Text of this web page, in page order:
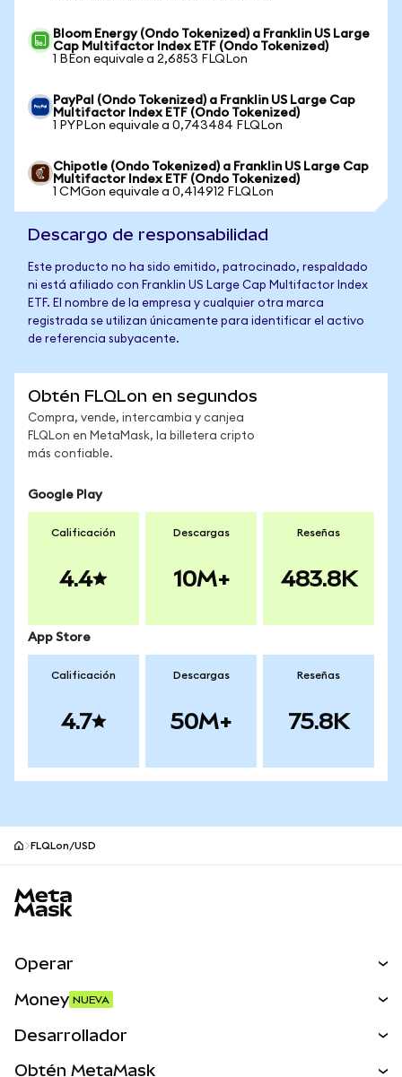
Bloom Energy (Ondo Tokenized) a Franklin US Large
Cap Multifactor Index ETF (Ondo Tokenized)
1 BEon equivale a 2,6853 FLQLon
PayPal (Ondo Tokenized) a Franklin US Large Cap
Multifactor Index ETF (Ondo Tokenized)
1 PYPLon equivale a 0,743484 FLQLon
Chipotle (Ondo Tokenized) a Franklin US Large Cap
Multifactor Index ETF (Ondo Tokenized)
1 CMGon equivale a 0,414912 FLQLon
Descargo de responsabilidad
Este producto no ha sido emitido, patrocinado, respaldado
ni está afiliado con Franklin US Large Cap Multifactor Index
ETF. El nombre de la empresa y cualquier otra marca
registrada se utilizan únicamente para identificar el activo
de referencia subyacente.
Obtén FLQLon en segundos
Compra, vende, intercambia y canjea
FLQLon en MetaMask, la billetera cripto
más confiable.
Google Play
Calificación
4.4
Descargas
10M+
Reseñas
483.8K
App Store
Calificación
4.7
Descargas
50M+
Reseñas
75.8K
FLQLon/USD
Operar
Money NUEVA
Desarrollador
Obtén MetaMask